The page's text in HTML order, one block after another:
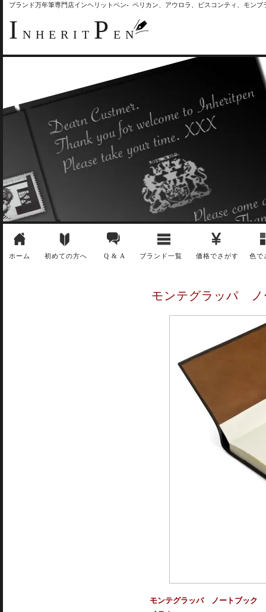
ブランド万年筆専門店インヘリットペン- ペリカン、アウロラ、ビスコンティ、モン
I NHERIT P EN
ホーム 初めての方へ Q & A ブランド一覧 価格でさがす 色で
モンテグラッパ
モンテグラッパ ノートブック